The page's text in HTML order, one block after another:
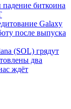
биткоина
Galaxy
после выпуска
(SOL) грядут
два
ждёт